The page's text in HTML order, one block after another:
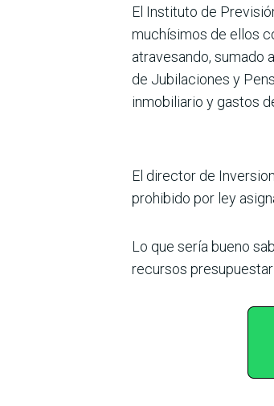
El Instituto de
muchísimos de ellos
atravesando, sumado
de Jubilaciones y
inmobiliario y gastos
El director de
prohibido por ley
Lo que sería bueno
recursos